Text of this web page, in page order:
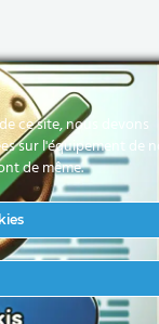
ce site, nous devons
sur l'équipement de
de même.